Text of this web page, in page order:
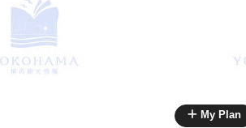
My Plan